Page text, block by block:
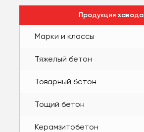
Продукция завода
Марки и классы
Тяжелый бетон
Товарный бетон
Тощий бетон
Керамзитобетон